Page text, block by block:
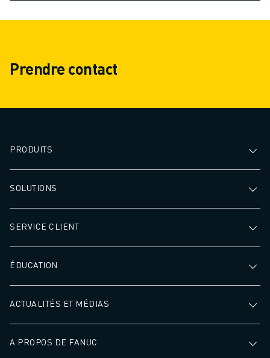
Prendre contact
PRODUITS
SOLUTIONS
SERVICE CLIENT
ÉDUCATION
ACTUALITÉS ET MÉDIAS
A PROPOS DE FANUC